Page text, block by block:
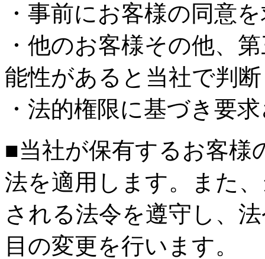
・事前にお客様の同意
・他のお客様その他、
能性があると当社で判
・法的権限に基づき要
■当社が保有するお客様
法を適用します。また
される法令を遵守し、
目の変更を行います。